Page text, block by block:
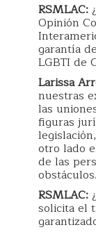
RSMLAC:
Opinión
garantía
LGBTI de
Larissa
nuestras
las
figuras
otro lado
de las
obstáculos.
RSMLAC:
solicita el